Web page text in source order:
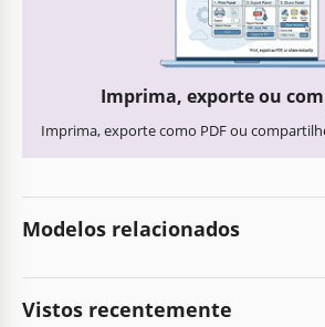
Imprima, exporte ou
Imprima, exporte como PDF ou
Modelos relacionados
Vistos recentemente